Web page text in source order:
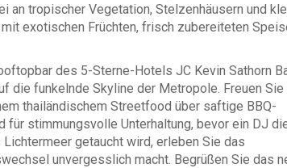
tropischer Vegetation, Stelzenhäusern und
exotischen Früchten, frisch zubereiteten
des 5-Sterne-Hotels JC Kevin Sathorn
die funkelnde Skyline der Metropole. Freuen Sie
thailändischem Streetfood über saftige BBQ-
stimmungsvolle Unterhaltung, bevor ein DJ
getaucht wird, erleben Sie das
unvergesslich macht. Begrüßen Sie das